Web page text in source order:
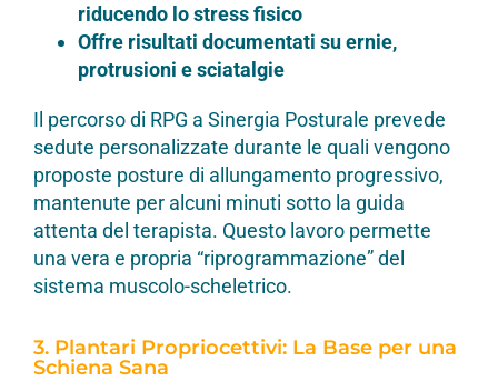
riducendo lo stress fisico
Offre risultati documentati su ernie,
protrusioni e sciatalgie
Il percorso di RPG a Sinergia Posturale prevede
sedute personalizzate durante le quali vengono
proposte posture di allungamento progressivo,
mantenute per alcuni minuti sotto la guida
attenta del terapista. Questo lavoro permette
una vera e propria “riprogrammazione” del
sistema muscolo-scheletrico.
3. Plantari Propriocettivi: La Base per una
Schiena Sana